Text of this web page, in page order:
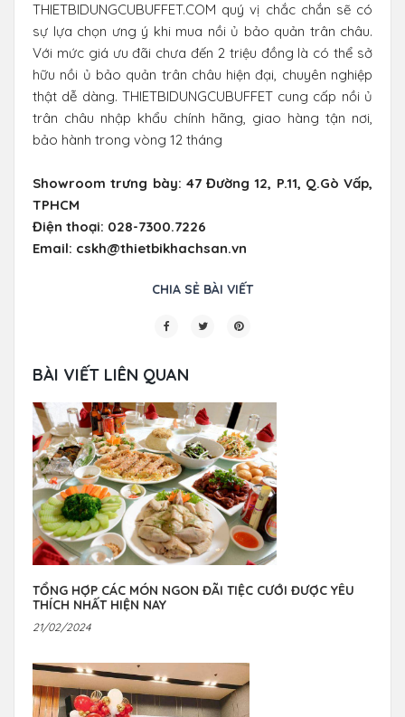
THIETBIDUNGCUBUFFET.COM quý vị chắc chắn sẽ có
sự lựa chọn ưng ý khi mua nồi ủ bảo quản trân châu.
Với mức giá ưu đãi chưa đến 2 triệu đồng là có thể sở
hữu nồi ủ bảo quản trân châu hiện đại, chuyên nghiệp
thật dễ dàng. THIETBIDUNGCUBUFFET cung cấp nồi ủ
trân châu nhập khẩu chính hãng, giao hàng tận nơi,
bảo hành trong vòng 12 tháng
Showroom trưng bày: 47 Đường 12, P.11, Q.Gò Vấp,
TPHCM
Điện thoại: 028-7300.7226
Email: cskh@thietbikhachsan.vn
CHIA SẺ BÀI VIẾT
BÀI VIẾT LIÊN QUAN
TỔNG HỢP CÁC MÓN NGON ĐÃI TIỆC CƯỚI ĐƯỢC YÊU
THÍCH NHẤT HIỆN NAY
21/02/2024